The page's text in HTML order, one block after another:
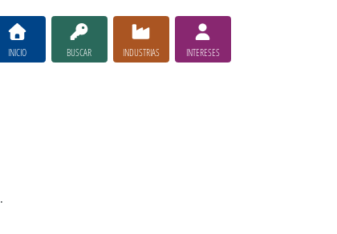
INICIO BUSCAR INDUSTRIAS INTERESES
.